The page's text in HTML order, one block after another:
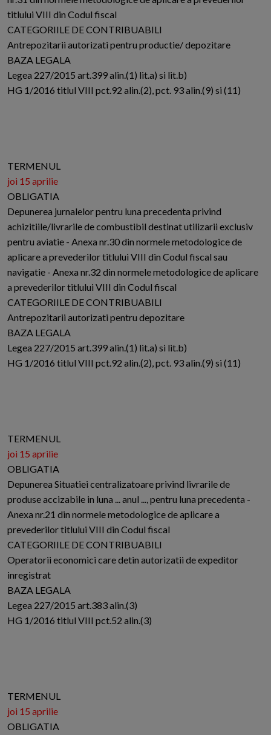
titlului VIII din Codul fiscal
CATEGORIILE DE CONTRIBUABILI
Antrepozitarii autorizati pentru productie/ depozitare
BAZA LEGALA
Legea 227/2015 art.399 alin.(1) lit.a) si lit.b)
HG 1/2016 titlul VIII pct.92 alin.(2), pct. 93 alin.(9) si (11)
TERMENUL
joi 15 aprilie
OBLIGATIA
Depunerea jurnalelor pentru luna precedenta privind
achizitiile/livrarile de combustibil destinat utilizarii exclusiv
pentru aviatie - Anexa nr.30 din normele metodologice de
aplicare a prevederilor titlului VIII din Codul fiscal sau
navigatie - Anexa nr.32 din normele metodologice de aplicare
a prevederilor titlului VIII din Codul fiscal
CATEGORIILE DE CONTRIBUABILI
Antrepozitarii autorizati pentru depozitare
BAZA LEGALA
Legea 227/2015 art.399 alin.(1) lit.a) si lit.b)
HG 1/2016 titlul VIII pct.92 alin.(2), pct. 93 alin.(9) si (11)
TERMENUL
joi 15 aprilie
OBLIGATIA
Depunerea Situatiei centralizatoare privind livrarile de
produse accizabile in luna ... anul ..., pentru luna precedenta -
Anexa nr.21 din normele metodologice de aplicare a
prevederilor titlului VIII din Codul fiscal
CATEGORIILE DE CONTRIBUABILI
Operatorii economici care detin autorizatii de expeditor
inregistrat
BAZA LEGALA
Legea 227/2015 art.383 alin.(3)
HG 1/2016 titlul VIII pct.52 alin.(3)
TERMENUL
joi 15 aprilie
OBLIGATIA